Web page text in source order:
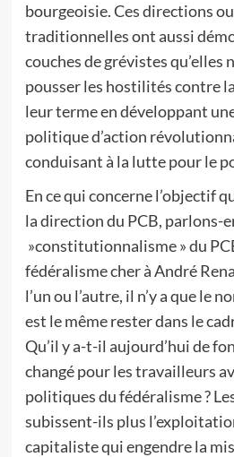
bourgeoisie. Ces directions
traditionnelles ont aussi
couches de grévistes qu’elles
pousser les hostilités contre
leur terme en développant
politique d’action
conduisant à la lutte pour le
En ce qui concerne l’objectif
la direction du PCB, parlons-
»constitutionnalisme » du
fédéralisme cher à André
l’un ou l’autre, il n’y a que le
est le même rester dans le
Qu’il y a-t-il aujourd’hui de
changé pour les travailleurs
politiques du fédéralisme ?
subissent-ils plus
capitaliste qui engendre la